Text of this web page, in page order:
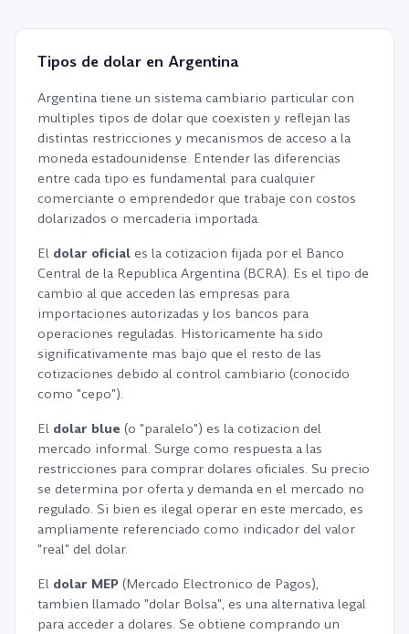
Tipos de dolar en Argentina
Argentina tiene un sistema cambiario particular con
multiples tipos de dolar que coexisten y reflejan las
distintas restricciones y mecanismos de acceso a la
moneda estadounidense. Entender las diferencias
entre cada tipo es fundamental para cualquier
comerciante o emprendedor que trabaje con costos
dolarizados o mercaderia importada.
El dolar oficial es la cotizacion fijada por el Banco
Central de la Republica Argentina (BCRA). Es el tipo de
cambio al que acceden las empresas para
importaciones autorizadas y los bancos para
operaciones reguladas. Historicamente ha sido
significativamente mas bajo que el resto de las
cotizaciones debido al control cambiario (conocido
como "cepo").
El dolar blue (o "paralelo") es la cotizacion del
mercado informal. Surge como respuesta a las
restricciones para comprar dolares oficiales. Su precio
se determina por oferta y demanda en el mercado no
regulado. Si bien es ilegal operar en este mercado, es
ampliamente referenciado como indicador del valor
"real" del dolar.
El dolar MEP (Mercado Electronico de Pagos),
tambien llamado "dolar Bolsa", es una alternativa legal
para acceder a dolares. Se obtiene comprando un